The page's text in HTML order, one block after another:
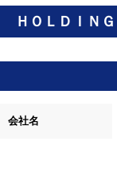
ＯＬＤＩＮＧ
会社名